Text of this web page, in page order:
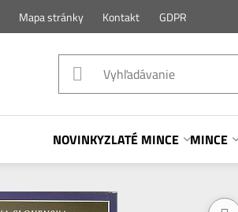
Mapa stránky Kontakt GDPR
NOVINKYZLATÉ MINCE MINCE